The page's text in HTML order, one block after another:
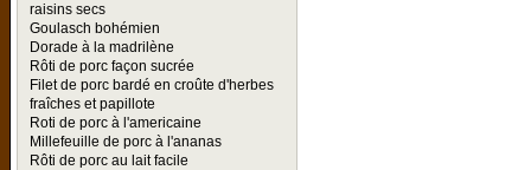
raisins secs
Goulasch bohémien
Dorade à la madrilène
Rôti de porc façon sucrée
Filet de porc bardé en croûte d'herbes
fraîches et papillote
Roti de porc à l'americaine
Millefeuille de porc à l'ananas
Rôti de porc au lait facile